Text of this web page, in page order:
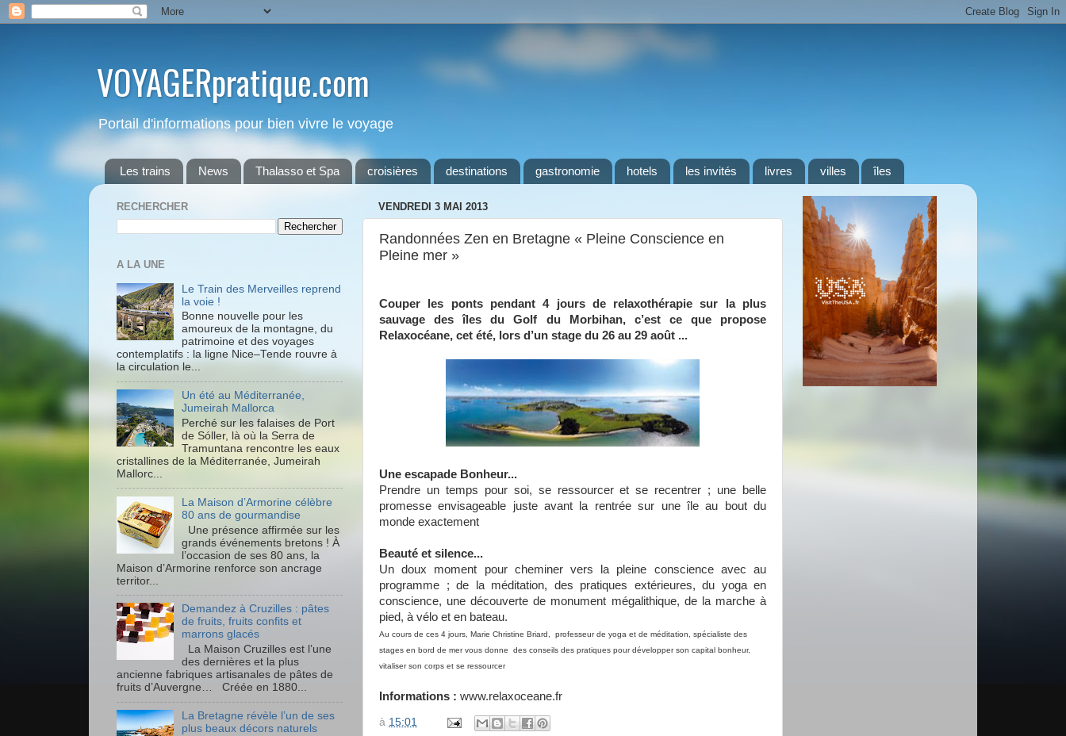
VOYAGERpratique.com
Portail d'informations pour bien vivre le voyage
Les trains News Thalasso et Spa croisières destinations gastronomie hotels les invités livres villes îles
VENDREDI 3 MAI 2013
Randonnées Zen en Bretagne « Pleine Conscience en
Pleine mer »
Couper les ponts pendant 4 jours de relaxothérapie sur la plus
sauvage des îles du Golf du Morbihan, c’est ce que propose
Relaxocéane, cet été, lors d’un stage du 26 au 29 août ...
Une escapade Bonheur...
Prendre un temps pour soi, se ressourcer et se recentrer ; une belle
promesse envisageable juste avant la rentrée sur une île au bout du
monde exactement
Beauté et silence...
Un doux moment pour cheminer vers la pleine conscience avec au
programme ; de la méditation, des pratiques extérieures, du yoga en
conscience, une découverte de monument mégalithique, de la marche à
pied, à vélo et en bateau.
Au cours de ces 4 jours, Marie Christine Briard, professeur de yoga et de méditation, spécialiste des
stages en bord de mer vous donne des conseils des pratiques pour développer son capital bonheur,
vitaliser son corps et se ressourcer
Informations : www.relaxoceane.fr
à 15:01
RECHERCHER
A LA UNE
Le Train des Merveilles reprend
la voie !
Bonne nouvelle pour les
amoureux de la montagne, du
patrimoine et des voyages
contemplatifs : la ligne Nice–Tende rouvre à
la circulation le...
Un été au Méditerranée,
Jumeirah Mallorca
Perché sur les falaises de Port
de Sóller, là où la Serra de
Tramuntana rencontre les eaux
cristallines de la Méditerranée, Jumeirah
Mallorc...
La Maison d’Armorine célèbre
80 ans de gourmandise
Une présence affirmée sur les
grands événements bretons ! À
l’occasion de ses 80 ans, la
Maison d’Armorine renforce son ancrage
territor...
Demandez à Cruzilles : pâtes
de fruits, fruits confits et
marrons glacés
La Maison Cruzilles est l’une
des dernières et la plus
ancienne fabriques artisanales de pâtes de
fruits d’Auvergne… Créée en 1880...
La Bretagne révèle l’un de ses
plus beaux décors naturels